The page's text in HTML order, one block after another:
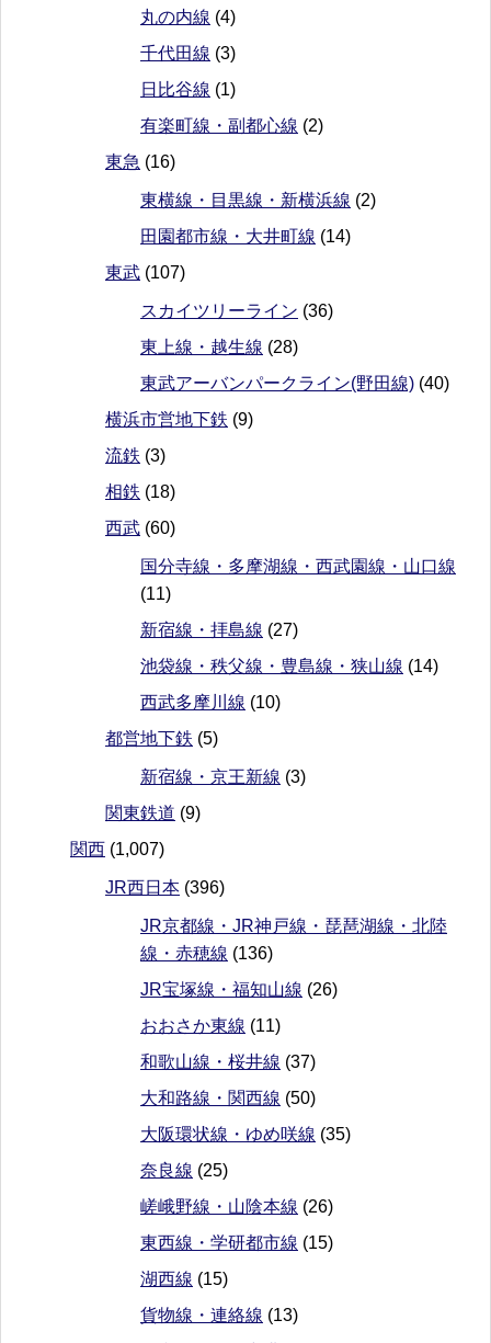
丸の内線 (4)
千代田線 (3)
日比谷線 (1)
有楽町線・副都心線 (2)
東急 (16)
東横線・目黒線・新横浜線 (2)
田園都市線・大井町線 (14)
東武 (107)
スカイツリーライン (36)
東上線・越生線 (28)
東武アーバンパークライン(野田線) (40)
横浜市営地下鉄 (9)
流鉄 (3)
相鉄 (18)
西武 (60)
国分寺線・多摩湖線・西武園線・山口線
(11)
新宿線・拝島線 (27)
池袋線・秩父線・豊島線・狭山線 (14)
西武多摩川線 (10)
都営地下鉄 (5)
新宿線・京王新線 (3)
関東鉄道 (9)
関西 (1,007)
JR西日本 (396)
JR京都線・JR神戸線・琵琶湖線・北陸
線・赤穂線 (136)
JR宝塚線・福知山線 (26)
おおさか東線 (11)
和歌山線・桜井線 (37)
大和路線・関西線 (50)
大阪環状線・ゆめ咲線 (35)
奈良線 (25)
嵯峨野線・山陰本線 (26)
東西線・学研都市線 (15)
湖西線 (15)
貨物線・連絡線 (13)